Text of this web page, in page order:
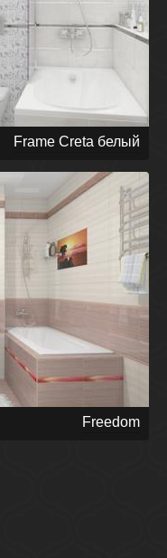
Frame Creta белый
Freedom